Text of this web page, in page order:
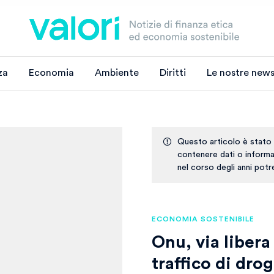
Economia Ambiente Diritti Le nostre
Questo articolo è stato
contenere dati o
nel corso degli anni
ECONOMIA SOSTENIBILE
Onu, via libera
traffico di